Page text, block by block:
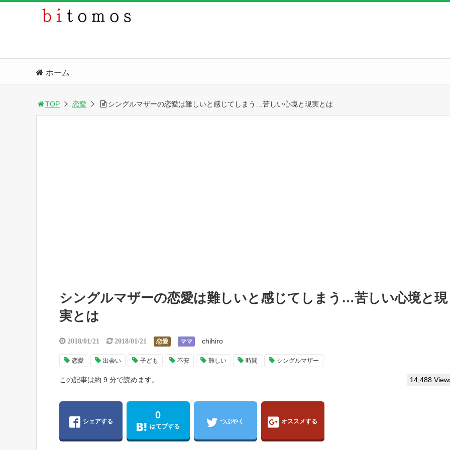
ホーム
TOP 恋愛 シングルマザーの恋愛は難しいと感じてしまう…苦しい心境と現実とは
シングルマザーの恋愛は難しいと感じてしまう…苦しい心境と現
実とは
2018/01/21 2018/01/21 恋愛 ママ chihiro
恋愛 出会い 子ども 不安 難しい 時間 シングルマザー
この記事は約 9 分で読めます。 14,488
シェアする
0
はてブする
つぶやく オススメする